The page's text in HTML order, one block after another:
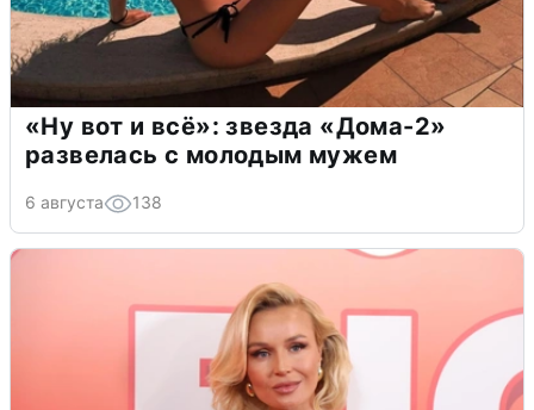
«Ну вот и всё»: звезда «Дома-2»
развелась с молодым мужем
6 августа 138